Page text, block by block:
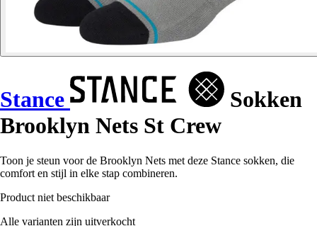
Stance
Sokken
Brooklyn Nets St Crew
Toon je steun voor de Brooklyn Nets met deze Stance sokken, die
comfort en stijl in elke stap combineren.
Product niet beschikbaar
Alle varianten zijn uitverkocht